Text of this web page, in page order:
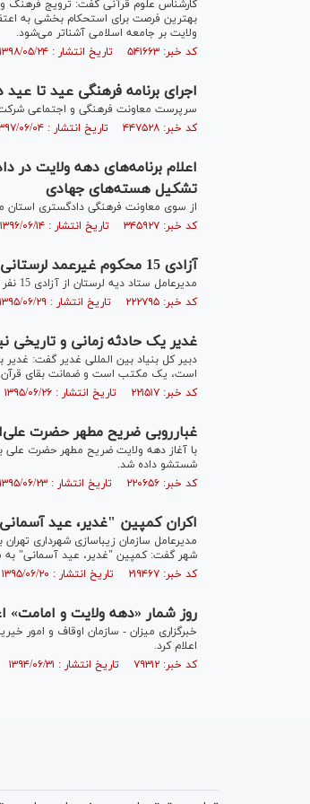
کارشناس علوم قرآنی گفت: ترویج فرهنگ
بهترین فرصت برای استحکام بخشی به
ولایت بر جامعه اسلامی آشنا‌تر می‌شود.
کد خبر: ۵۴۱۶۶۳ تاریخ انتشار : ۱۳۹۸/۰۵/۲۴
اجرای برنامه فرهنگی عید تا عید
سرپرست معاونت فرهنگی و اجتماعی شرکت
کد خبر: ۴۴۷۵۲۸ تاریخ انتشار : ۱۳۹۷/۰۶/۰۴
اعلام برنامه‌های دهه ولایت در
تشکیل هسته‌های جهادی
از سوی معاونت فرهنگی دادگستری استان
کد خبر: ۳۴۵۹۲۷ تاریخ انتشار : ۱۳۹۶/۰۶/۱۴
آزادی 15 محکوم غیرعمد لرستانی به مناسبت دهه‌‍ ولایت
مدیرعامل ستاد دیه لرستان از آزادی 15 نفر از زندانیان جرائم غیرعمد این استان در دهه ولایت خبرداد.
کد خبر: ۲۲۲۷۹۵ تاریخ انتشار : ۱۳۹۵/۰۶/۲۹
غدیر یک حادثه زمانی و
دبیر کل بنیاد بین المللی غدیر گفت:
است، یک مکتب است و ضمانت بقای
کد خبر: ۲۲۱۵۱۷ تاریخ انتشار : ۱۳۹۵/۰۶/۲۶
غبارروبی ضریح مطهر حضرت
با آغاز دهه ولایت ضریح مطهر حضرت علی
شستشو داده شد.
کد خبر: ۲۲۰۶۵۶ تاریخ انتشار : ۱۳۹۵/۰۶/۲۳
اکران کمپین "غدیر، عید آسمانی" در 500 سازه تبلیغی
شهر گفت: کمپین "غدیر، عید آسمانی" به مناسبت دهه ولایت بر 500
کد خبر: ۲۱۹۴۶۷ تاریخ انتشار : ۱۳۹۵/۰۶/۲۰
روز شمار «دهه ولایت و امامت»
خبرگزاری میزان - سازمان اوقاف و امور
اعلام کرد.
کد خبر: ۷۹۳۱۲ تاریخ انتشار : ۱۳۹۴/۰۶/۳۱